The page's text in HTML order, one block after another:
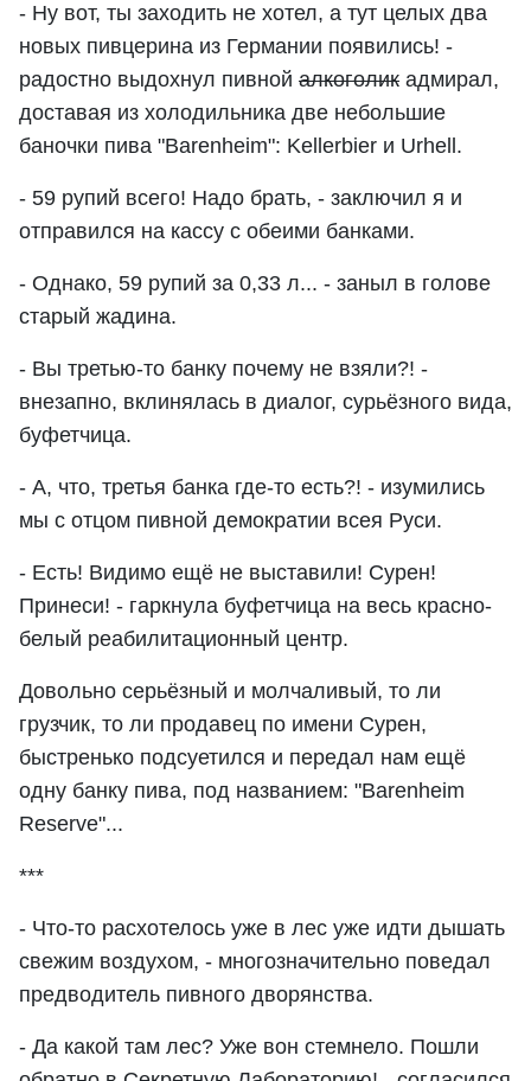
- Ну вот, ты заходить не хотел, а тут целых два
новых пивцерина из Германии появились! -
радостно выдохнул пивной алкоголик адмирал,
доставая из холодильника две небольшие
баночки пива "Barenheim": Kellerbier и Urhell.
- 59 рупий всего! Надо брать, - заключил я и
отправился на кассу с обеими банками.
- Однако, 59 рупий за 0,33 л... - заныл в голове
старый жадина.
- Вы третью-то банку почему не взяли?! -
внезапно, вклинялась в диалог, сурьёзного вида,
буфетчица.
- А, что, третья банка где-то есть?! - изумились
мы с отцом пивной демократии всея Руси.
- Есть! Видимо ещё не выставили! Сурен!
Принеси! - гаркнула буфетчица на весь красно-
белый реабилитационный центр.
Довольно серьёзный и молчаливый, то ли
грузчик, то ли продавец по имени Сурен,
быстренько подсуетился и передал нам ещё
одну банку пива, под названием: "Barenheim
Reserve"...
***
- Что-то расхотелось уже в лес уже идти дышать
свежим воздухом, - многозначительно поведал
предводитель пивного дворянства.
- Да какой там лес? Уже вон стемнело. Пошли